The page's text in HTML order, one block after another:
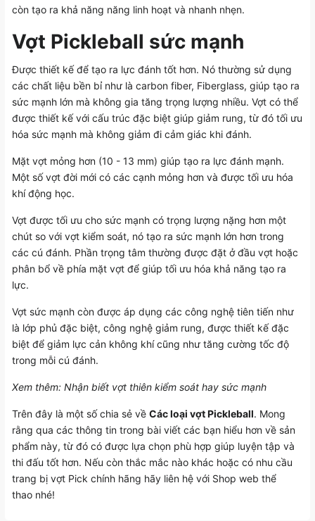
còn tạo ra khả năng năng linh hoạt và nhanh nhẹn.
Vợt Pickleball sức mạnh
Được thiết kế để tạo ra lực đánh tốt hơn. Nó thường sử dụng
các chất liệu bền bỉ như là carbon fiber, Fiberglass, giúp tạo ra
sức mạnh lớn mà không gia tăng trọng lượng nhiều. Vợt có thể
được thiết kế với cấu trúc đặc biệt giúp giảm rung, từ đó tối ưu
hóa sức mạnh mà không giảm đi cảm giác khi đánh.
Mặt vợt mỏng hơn (10 - 13 mm) giúp tạo ra lực đánh mạnh.
Một số vợt đời mới có các cạnh mỏng hơn và được tối ưu hóa
khí động học.
Vợt được tối ưu cho sức mạnh có trọng lượng nặng hơn một
chút so với vợt kiểm soát, nó tạo ra sức mạnh lớn hơn trong
các cú đánh. Phần trọng tâm thường được đặt ở đầu vợt hoặc
phân bổ về phía mặt vợt để giúp tối ưu hóa khả năng tạo ra
lực.
Vợt sức mạnh còn được áp dụng các công nghệ tiên tiến như
là lớp phủ đặc biệt, công nghệ giảm rung, được thiết kế đặc
biệt để giảm lực cản không khí cũng như tăng cường tốc độ
trong mỗi cú đánh.
Xem thêm: Nhận biết vợt thiên kiểm soát hay sức mạnh
Trên đây là một số chia sẻ về Các loại vợt Pickleball. Mong
rằng qua các thông tin trong bài viết các bạn hiểu hơn về sản
phẩm này, từ đó có được lựa chọn phù hợp giúp luyện tập và
thi đấu tốt hơn. Nếu còn thắc mắc nào khác hoặc có nhu cầu
trang bị vợt Pick chính hãng hãy liên hệ với Shop web thể
thao nhé!